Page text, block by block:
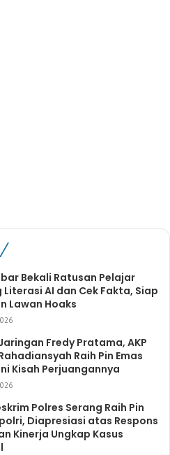
Bekali Ratusan Pelajar
Literasi AI dan Cek Fakta, Siap
Lawan Hoaks
Fredy Pratama, AKP
Raih Pin Emas
Kisah Perjuangannya
Polres Serang Raih Pin
Diapresiasi atas Respons
Kinerja Ungkap Kasus